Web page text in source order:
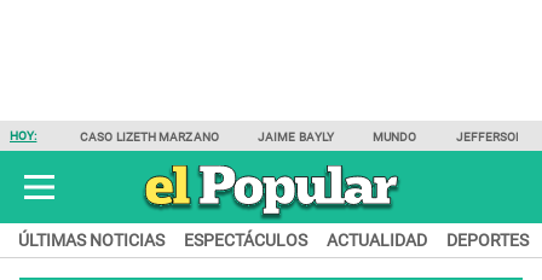
HOY: CASO LIZETH MARZANO JAIME BAYLY MUNDO JEFFERSON
ÚLTIMAS NOTICIAS ESPECTÁCULOS ACTUALIDAD DEPORTES